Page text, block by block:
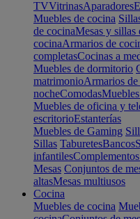
TVVitrinasAparadores
Muebles de cocina
de cocinaMesas y sillas
cocinaArmarios de
completasCocinas a
Muebles de dormitorio
matrimonioArmarios
nocheComodas
Muebles de oficina y
escritorioEstanterías
Muebles de Gaming
Sillas TaburetesBancos
infantiles
Mesas Conjuntos de
altasMesas multiusos
Cocina
Muebles de cocina